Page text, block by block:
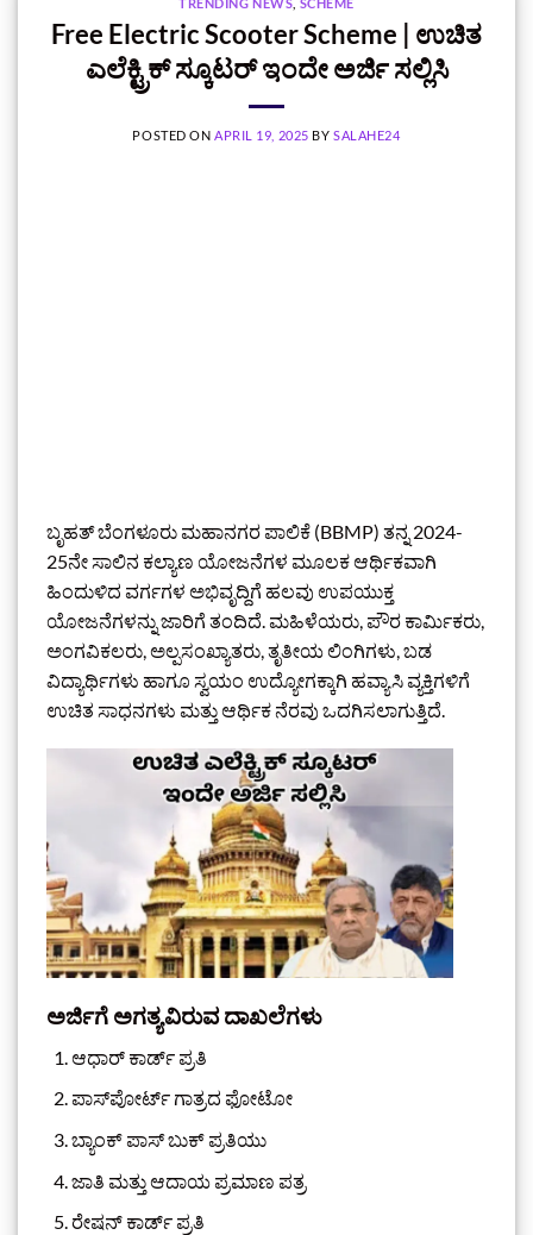
Free Electric Scooter Scheme | ಉಚಿತ
ಎಲೆಕ್ಟ್ರಿಕ್ ಸ್ಕೂಟರ್ ಇಂದೇ ಅರ್ಜಿ ಸಲ್ಲಿಸಿ
POSTED ON APRIL 19, 2025 BYSALAHE24
ಬೃಹತ್ ಬೆಂಗಳೂರು ಮಹಾನಗರ ಪಾಲಿಕೆ (BBMP) ತನ್ನ 2024-
25ನೇ ಸಾಲಿನ ಕಲ್ಯಾಣ ಯೋಜನೆಗಳ ಮೂಲಕ ಆರ್ಥಿಕವಾಗಿ
ಹಿಂದುಳಿದ ವರ್ಗಗಳ ಅಭಿವೃದ್ದಿಗೆ ಹಲವು ಉಪಯುಕ್ತ
ಯೋಜನೆಗಳನ್ನು ಜಾರಿಗೆ ತಂದಿದೆ. ಮಹಿಳೆಯರು, ಪೌರ ಕಾರ್ಮಿಕರು,
ಅಂಗವಿಕಲರು, ಅಲ್ಪಸಂಖ್ಯಾತರು, ತೃತೀಯ ಲಿಂಗಿಗಳು, ಬಡ
ವಿದ್ಯಾರ್ಥಿಗಳು ಹಾಗೂ ಸ್ವಯಂ ಉದ್ಯೋಗಕ್ಕಾಗಿ ಹವ್ಯಾಸಿ ವ್ಯಕ್ತಿಗಳಿಗೆ
ಉಚಿತ ಸಾಧನಗಳು ಮತ್ತು ಆರ್ಥಿಕ ನೆರವು ಒದಗಿಸಲಾಗುತ್ತಿದೆ.
ಅರ್ಜಿಗೆ ಅಗತ್ಯವಿರುವ ದಾಖಲೆಗಳು
ಆಧಾರ್ ಕಾರ್ಡ್ ಪ್ರತಿ
ಪಾಸ್‌ಪೋರ್ಟ್ ಗಾತ್ರದ ಫೋಟೋ
ಬ್ಯಾಂಕ್ ಪಾಸ್ ಬುಕ್ ಪ್ರತಿಯು
ಜಾತಿ ಮತ್ತು ಆದಾಯ ಪ್ರಮಾಣ ಪತ್ರ
ರೇಷನ್ ಕಾರ್ಡ್ ಪ್ರತಿ